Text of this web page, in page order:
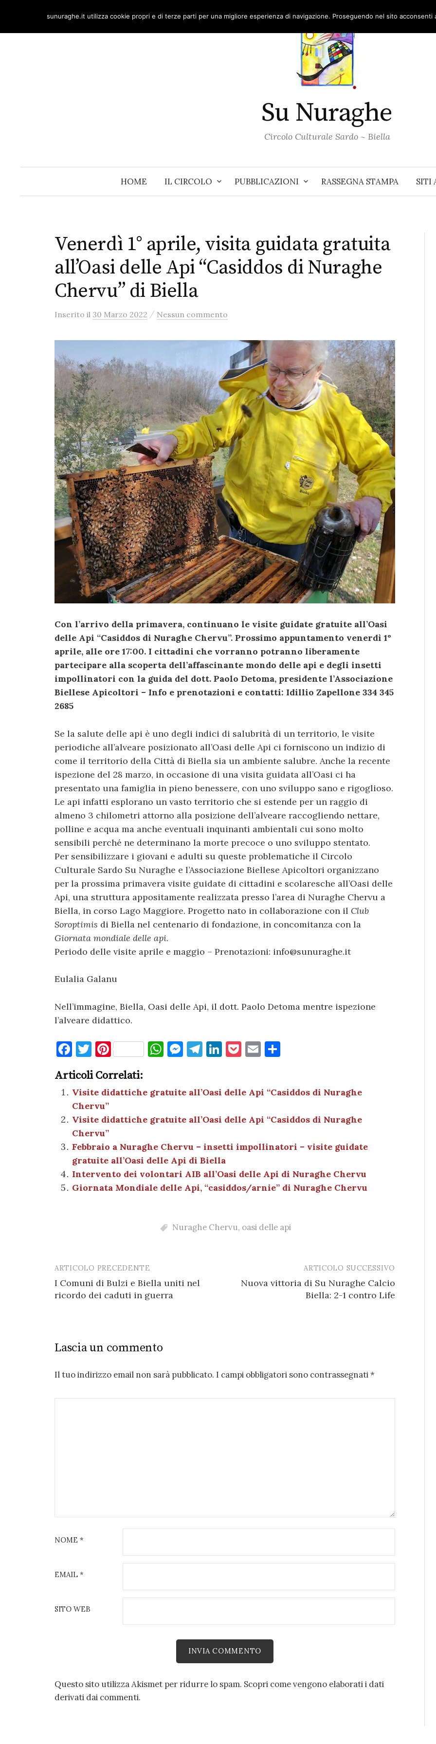
content
Su Nuraghe
Circolo Culturale Sardo ~ Biella
HOME IL CIRCOLO PUBBLICAZIONI RASSEGNA STAMPA SITI
Venerdì 1° aprile, visita guidata gratuita
all’Oasi delle Api “Casiddos di Nuraghe
Chervu” di Biella
Inserito il 30 Marzo 2022 / Nessun commento
Con l’arrivo della primavera, continuano le visite guidate gratuite all’Oasi
delle Api “Casiddos di Nuraghe Chervu”. Prossimo appuntamento venerdì 1°
aprile, alle ore 17:00. I cittadini che vorranno potranno liberamente
partecipare alla scoperta dell’affascinante mondo delle api e degli insetti
impollinatori con la guida del dott. Paolo Detoma, presidente l’Associazione
Biellese Apicoltori – Info e prenotazioni e contatti: Idillio Zapellone 334 345
2685
Se la salute delle api è uno degli indici di salubrità di un territorio, le visite
periodiche all’alveare posizionato all’Oasi delle Api ci forniscono un indizio di
come il territorio della Città di Biella sia un ambiente salubre. Anche la recente
ispezione del 28 marzo, in occasione di una visita guidata all’Oasi ci ha
presentato una famiglia in pieno benessere, con uno sviluppo sano e rigoglioso.
Le api infatti esplorano un vasto territorio che si estende per un raggio di
almeno 3 chilometri attorno alla posizione dell’alveare raccogliendo nettare,
polline e acqua ma anche eventuali inquinanti ambientali cui sono molto
sensibili perché ne determinano la morte precoce o uno sviluppo stentato.
Per sensibilizzare i giovani e adulti su queste problematiche il Circolo
Culturale Sardo Su Nuraghe e l’Associazione Biellese Apicoltori organizzano
per la prossima primavera visite guidate di cittadini e scolaresche all’Oasi delle
Api, una struttura appositamente realizzata presso l’area di Nuraghe Chervu a
Biella, in corso Lago Maggiore. Progetto nato in collaborazione con il Club
Soroptimis di Biella nel centenario di fondazione, in concomitanza con la
Giornata mondiale delle api.
Periodo delle visite aprile e maggio – Prenotazioni: info@sunuraghe.it
Eulalia Galanu
Nell’immagine, Biella, Oasi delle Api, il dott. Paolo Detoma mentre ispezione
l’alveare didattico.
F
c
e
b
o
o
k
T
it
te
r
Pi
er
es
t
W
s
p
p
M
n
er
T
gr
m
Li
e
dI
n
P
k
E
l di
vi
di
Articoli Correlati:
Visite didattiche gratuite all’Oasi delle Api “Casiddos di Nuraghe
Chervu”
Visite didattiche gratuite all’Oasi delle Api “Casiddos di Nuraghe
Chervu”
Febbraio a Nuraghe Chervu – insetti impollinatori – visite guidate
gratuite all’Oasi delle Api di Biella
Intervento dei volontari AIB all’Oasi delle Api di Nuraghe Chervu
Giornata Mondiale delle Api, “casiddos/arnie” di Nuraghe Chervu
Nuraghe Chervu, oasi delle api
Post
navigation
ARTICOLO PRECEDENTE
I Comuni di Bulzi e Biella uniti nel
ricordo dei caduti in guerra
ARTICOLO SUCCESSIVO
Nuova vittoria di Su Nuraghe Calcio
Biella: 2-1 contro Life
Lascia un commento
Il tuo indirizzo email non sarà pubblicato. I campi obbligatori sono contrassegnati*
NOME *
EMAIL *
SITO WEB
Questo sito utilizza Akismet per ridurre lo spam. Scopri come vengono elaborati i dati
derivati dai commenti.
sunuraghe.it utilizza cookie propri e di terze parti per una migliore esperienza di navigazione. Proseguendo nel sito acconsenti